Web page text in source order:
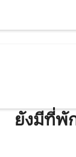
ยังมีที่พั